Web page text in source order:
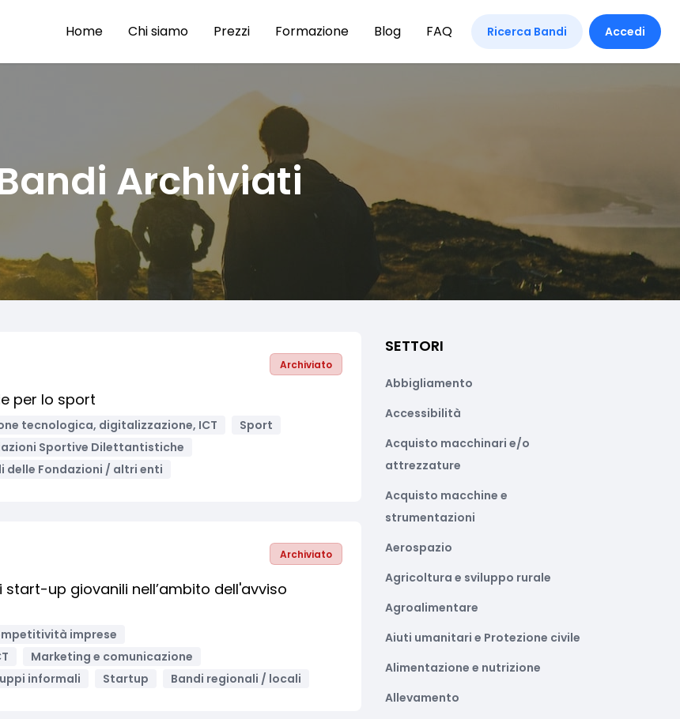
Home Chi siamo Prezzi Formazione Blog FAQ Ricerca Bandi Accedi
Archiviati
Archiviato
per lo sport
tecnologica, digitalizzazione, ICT
Sport
Sportive Dilettantistiche
delle Fondazioni / altri enti
Archiviato
up giovanili nell’ambito dell'avviso
imprese
Marketing e comunicazione
informali Startup Bandi regionali / locali
SETTORI
Abbigliamento
Accessibilità
Acquisto macchinari e/o
attrezzature
Acquisto macchine e
strumentazioni
Aerospazio
Agricoltura e sviluppo rurale
Agroalimentare
Aiuti umanitari e Protezione civile
Alimentazione e nutrizione
Allevamento